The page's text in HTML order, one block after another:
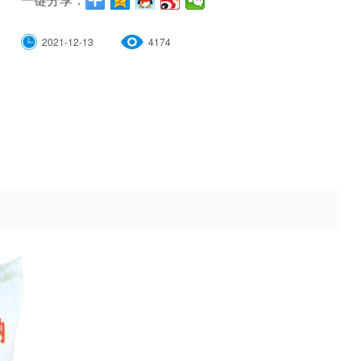
2021-12-13 4174